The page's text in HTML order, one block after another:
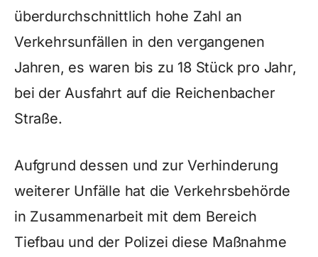
überdurchschnittlich hohe Zahl an
Verkehrsunfällen in den vergangenen
Jahren, es waren bis zu 18 Stück pro Jahr,
bei der Ausfahrt auf die Reichenbacher
Straße.
Aufgrund dessen und zur Verhinderung
weiterer Unfälle hat die Verkehrsbehörde
in Zusammenarbeit mit dem Bereich
Tiefbau und der Polizei diese Maßnahme